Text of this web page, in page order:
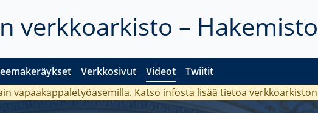
verkkoarkisto – Hakemisto
Verkkosivut Videot Twiitit
vapaakappaletyöasemilla. Katso infosta lisää tietoa